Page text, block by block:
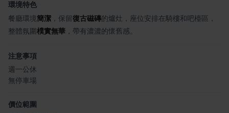
環境特色
餐廳環境簡潔 ，保留復古磁磚的爐灶，座位安排在騎樓和吧檯區，
整體氛圍樸實無華 ，帶有濃濃的懷舊感。
注意事項
週一公休
無停車場
價位範圍